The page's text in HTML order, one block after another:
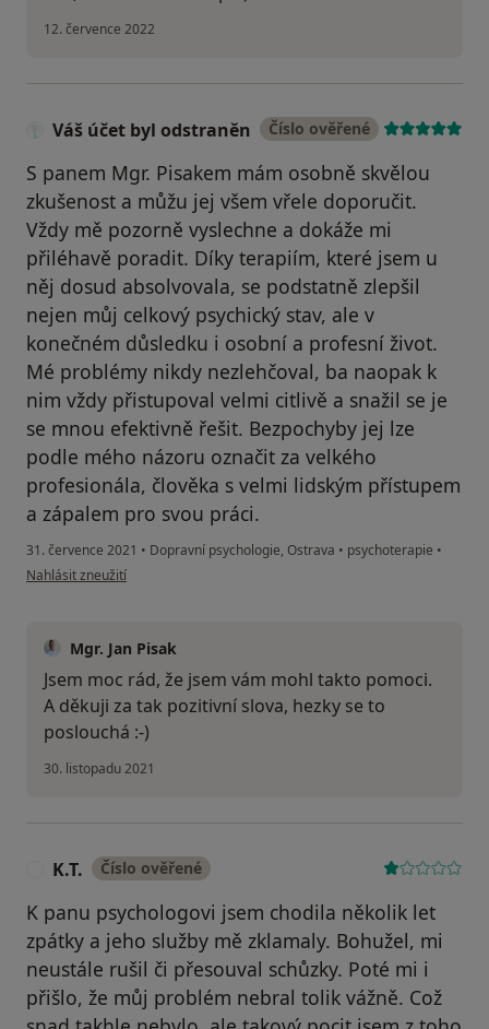
12. července 2022
Váš účet byl odstraněn Číslo ověřené
S panem Mgr. Pisakem mám osobně skvělou
zkušenost a můžu jej všem vřele doporučit.
Vždy mě pozorně vyslechne a dokáže mi
přiléhavě poradit. Díky terapiím, které jsem u
něj dosud absolvovala, se podstatně zlepšil
nejen můj celkový psychický stav, ale v
konečném důsledku i osobní a profesní život.
Mé problémy nikdy nezlehčoval, ba naopak k
nim vždy přistupoval velmi citlivě a snažil se je
se mnou efektivně řešit. Bezpochyby jej lze
podle mého názoru označit za velkého
profesionála, člověka s velmi lidským přístupem
a zápalem pro svou práci.
31. července 2021 • Dopravní psychologie, Ostrava • psychoterapie •
podle názoru uživatele Váš účet byl odstraněn
Nahlásit zneužití
Mgr. Jan Pisak
Jsem moc rád, že jsem vám mohl takto pomoci.
A děkuji za tak pozitivní slova, hezky se to
poslouchá :-)
30. listopadu 2021
K.T. Číslo ověřené
K panu psychologovi jsem chodila několik let
zpátky a jeho služby mě zklamaly. Bohužel, mi
neustále rušil či přesouval schůzky. Poté mi i
přišlo, že můj problém nebral tolik vážně. Což